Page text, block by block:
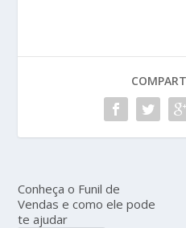
Conheça o Funil de
Vendas e como ele pode
te ajudar